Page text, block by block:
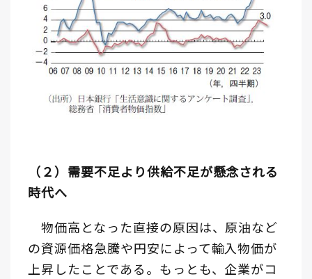
（２）需要不足より供給不足が懸念される
時代へ
物価高となった直接の原因は、原油など
の資源価格急騰や円安によって輸入物価が
上昇したことである。もっとも、企業がコ